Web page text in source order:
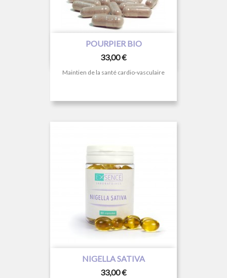
POURPIER BIO
Prix
33,00 €
Maintien de la santé cardio-vasculaire
NIGELLA SATIVA
Prix
33,00 €